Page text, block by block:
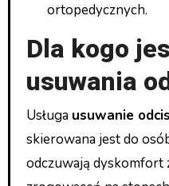
ortopedycznych.
Dla kogo
usuwania
Usługa usuwanie
skierowana jest do
odczuwają dyskomfort